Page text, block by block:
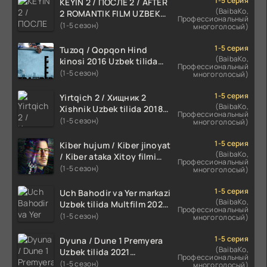
2 ROMANTIK FILM UZBEK
TILIDA 2020 TARJIMA FILM
(1-5 сезон)
(BaibaKo,
Профессиональный
многоголосый)
Tuzoq / Qopqon Hind
kinosi 2016 Uzbek tilida
tarjima film HD
(1-5 сезон)
1-5 серия
(BaibaKo,
Профессиональный
многоголосый)
Yirtqich 2 / Хищник 2
Xishnik Uzbek tilida 2018-
2024 O'zbekcha tarjima
(1-5 сезон)
1-5 серия
(BaibaKo,
Профессиональный
многоголосый)
Kiber hujum / Kiber jinoyat
/ Kiber ataka Xitoy filmi
Uzbek tilida O'zbekcha
HD skachat
(1-5 сезон)
1-5 серия
(BaibaKo,
Профессиональный
многоголосый)
Uch Bahodir va Yer markazi
Uzbek tilida Multfilm 2025
tarjima HD skachat
(1-5 сезон)
1-5 серия
(BaibaKo,
Профессиональный
многоголосый)
Dyuna / Dune 1 Premyera
Uzbek tilida 2021
O'zbekcha tarjima kino HD
(1-5 сезон)
1-5 серия
(BaibaKo,
Профессиональный
многоголосый)